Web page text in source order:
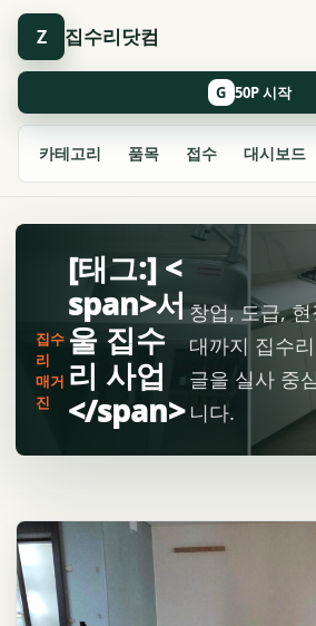
Z 집수리닷컴
카테고리 품목 접수 대시보드
G
집수
리
매거
진
[태그:] <
span>서
울 집수
리 사업
</span>
창업, 도급,
대까지 집수
글을 실사 중
니다.